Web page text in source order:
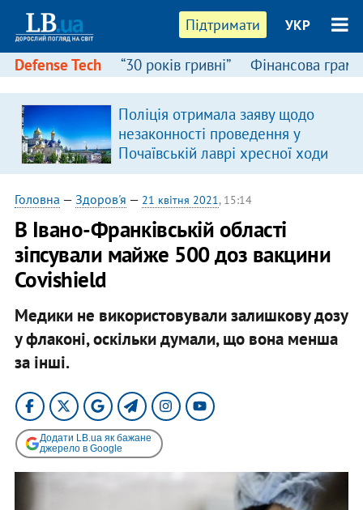
Підтримати УКР
Defense Tech “30 років гривні” Фінансова
Поліція отримала заяву щодо
незаконності проведення у
Почаївській лаврі хресної ходи
Головна — Здоров'я — 21 квітня 2021, 15:14
В Івано-Франківській області
зіпсували майже 500 доз вакцини
Covishield
Медики не використовували залишкову дозу
у флаконі, оскільки думали, що вона менша
за інші.
Додати LB.ua як бажане
джерело в Google